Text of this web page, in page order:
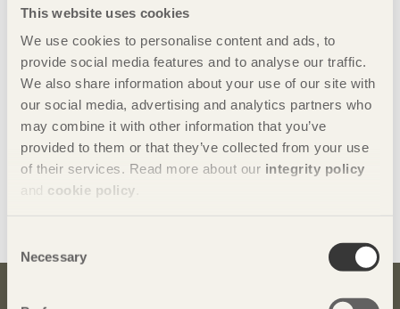
This website uses cookies
We use cookies to personalise content and ads, to
provide social media features and to analyse our traffic.
We also share information about your use of our site with
our social media, advertising and analytics partners who
may combine it with other information that you’ve
provided to them or that they’ve collected from your use
of their services. Read more about our integrity policy
and cookie policy
Selection
Necessary